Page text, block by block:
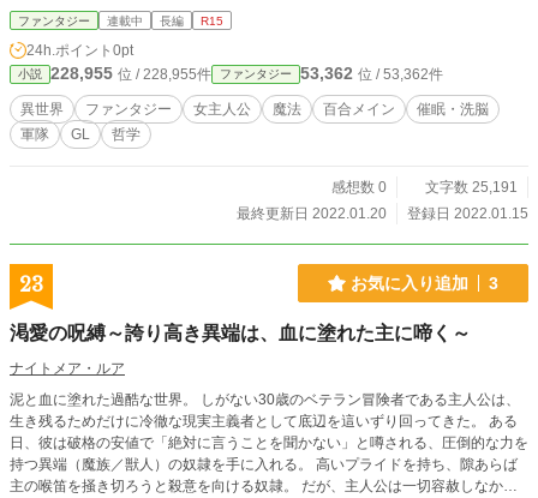
ベリン・グラーヴェにこき使われながら、国のため、国王のために日々汗を流す
——。 しかしレベリンは言った。「この国はどこかおかしい」。王都に渦巻
く陰謀がミルティナに迫る。 果たして国のあるべき姿とは？ そもそも魔法
とは？ そしてミルティナとアンリエッタの愛の行方は？ 疑問に答えはない
かもしれない。それでも二人は突き進む。
ファンタジー 連載中 長編 R15
24h.ポイント 0pt
小説 228,955 位 / 228,955件 ファンタジー 53,362 位 / 53,362件
異世界 ファンタジー 女主人公 魔法 百合メイン
催眠・洗脳
軍隊
GL 哲学
感想数 0
文字数 25,191
最終更新日 2022.01.20
登録日 2022.01.15
23 お気に入り追加 3
渇愛の呪縛～誇り高き異端は、血に塗れた主に啼く～
ナイトメア・ルア
泥と血に塗れた過酷な世界。 しがない30歳のベテラン冒険者である主人公は、
生き残るためだけに冷徹な現実主義者として底辺を這いずり回ってきた。 ある
日、彼は破格の安値で「絶対に言うことを聞かない」と噂される、圧倒的な力を
持つ異端（魔族／獣人）の奴隷を手に入れる。 高いプライドを持ち、隙あらば
主の喉笛を掻き切ろうと殺意を向ける奴隷。 だが、主人公は一切容赦しなかっ